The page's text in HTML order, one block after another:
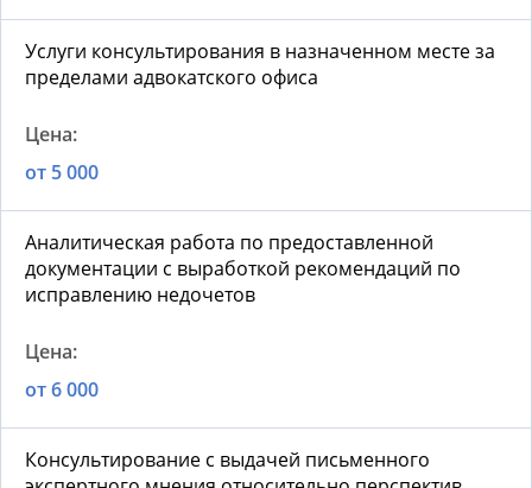
Услуги консультирования в назначенном месте за
пределами адвокатского офиса
от 5 000
Аналитическая работа по предоставленной
документации с выработкой рекомендаций по
исправлению недочетов
от 6 000
Консультирование с выдачей письменного